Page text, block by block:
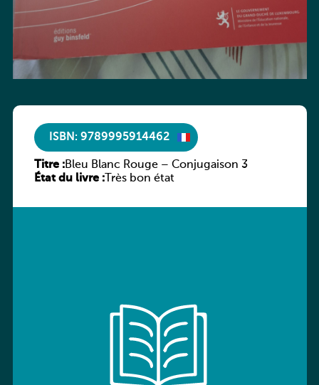
ISBN: 9789995914462
Titre :Bleu Blanc Rouge – Conjugaison 3
État du livre :Très bon état